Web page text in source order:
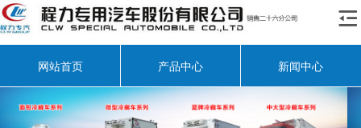

网站首页 产品中心 新闻中心